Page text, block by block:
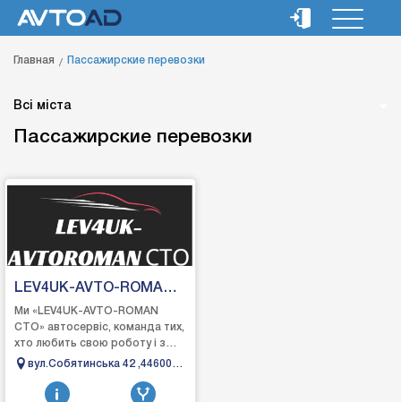
Главная Пассажирские перевозки
Всі міста
Пассажирские перевозки
LEV4UK-AVTO-ROMA
CTO
Ми «LEV4UK-AVTO-ROMAN
СТО» автосервіс, команда тих,
хто любить свою роботу і з
задоволенням допомагаємо
вашим автомобі...
вул.Собятинська 42 ,44600
Маневичі